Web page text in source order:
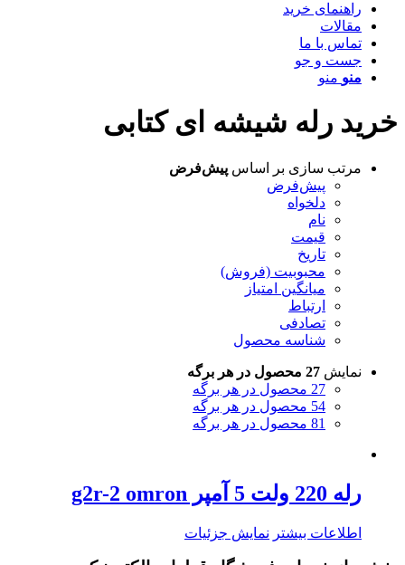
راهنمای خرید
مقالات
تماس با ما
جست و جو
منو منو
خرید رله شیشه ای کتابی
مرتب سازی بر اساس پیش‌فرض
پیش‌فرض
دلخواه
نام
قیمت
تاریخ
محبوبیت (فروش)
میانگین امتیاز
ارتباط
تصادفی
شناسه محصول
نمایش 27 محصول در هر برگه
27 محصول در هر برگه
54 محصول در هر برگه
81 محصول در هر برگه
رله 220 ولت 5 آمپر g2r-2 omron
اطلاعات بیشتر نمایش جزئیات